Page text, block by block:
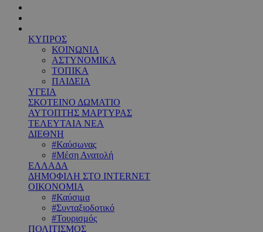
ΚΥΠΡΟΣ
ΚΟΙΝΩΝΙΑ
ΑΣΤΥΝΟΜΙΚΑ
ΤΟΠΙΚΑ
ΠΑΙΔΕΙΑ
ΥΓΕΙΑ
ΣΚΟΤΕΙΝΟ ΔΩΜΑΤΙΟ
ΑΥΤΟΠΤΗΣ ΜΑΡΤΥΡΑΣ
ΤΕΛΕΥΤΑΙΑ ΝΕΑ
ΔΙΕΘΝΗ
#Καύσωνας
#Μέση Ανατολή
ΕΛΛΑΔΑ
ΔΗΜΟΦΙΛΗ ΣΤΟ INTERNET
ΟΙΚΟΝΟΜΙΑ
#Καύσιμα
#Συνταξιοδοτικό
#Τουρισμός
ΠΟΛΙΤΙΣΜΟΣ